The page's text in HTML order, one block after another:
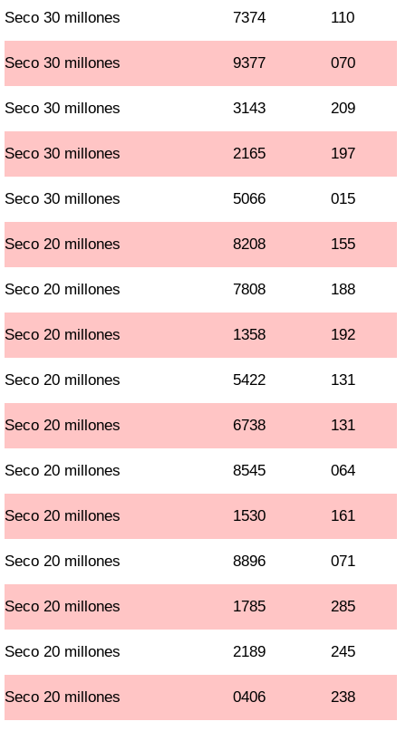
Seco 30 millones 7374 110
Seco 30 millones 9377 070
Seco 30 millones 3143 209
Seco 30 millones 2165 197
Seco 30 millones 5066 015
Seco 20 millones 8208 155
Seco 20 millones 7808 188
Seco 20 millones 1358 192
Seco 20 millones 5422 131
Seco 20 millones 6738 131
Seco 20 millones 8545 064
Seco 20 millones 1530 161
Seco 20 millones 8896 071
Seco 20 millones 1785 285
Seco 20 millones 2189 245
Seco 20 millones 0406 238